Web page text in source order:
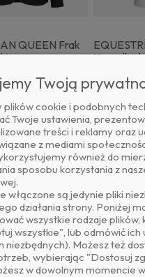
QUEEN Frak
471,00 zł
471,00 zł
Koszulka
166,50 zł
Cena
Najniższa
Twoją
plików cookie i podobnych
Twoje ustawienia,
treści i reklamy oraz
z mediami
również do
sposobu korzystania z
włączone są jedynie pliki
działania strony. Poniżej
wszystkie rodzaje plików,
wszystkie", lub odmówić ich
niezbędnych). Możesz też
wybierając "Dostosuj
w dowolnym momencie